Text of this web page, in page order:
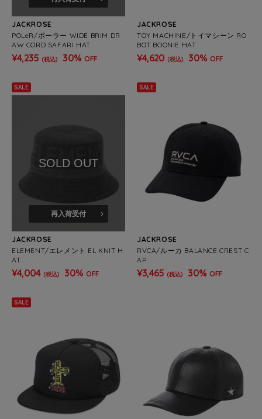
JACKROSE
POLeR/ポーラー WIDE BRIM DR
AW CORD SAFARI HAT
¥4,235 (税込) 30% OFF
JACKROSE
TOY MACHINE/トイマシーン RO
BOT BOONIE HAT
¥4,620 (税込) 30% OFF
SALE
SOLD OUT
再入荷受付
JACKROSE
ELEMENT/エレメント EL KNIT H
AT
¥4,004 (税込) 30% OFF
SALE
JACKROSE
RVCA/ルーカ BALANCE CREST C
AP
¥3,465 (税込) 30% OFF
SALE